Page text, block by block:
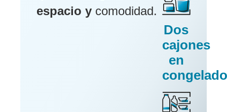
espacio y comodidad.
Dos
cajones
en